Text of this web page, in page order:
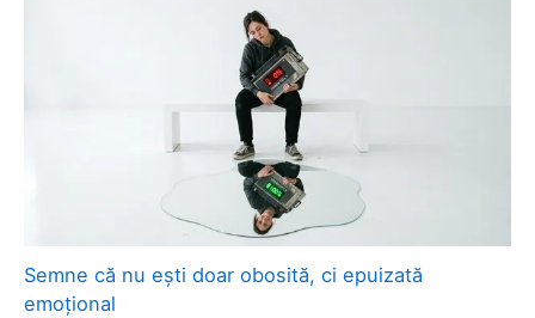
Semne că nu ești doar obosită, ci epuizată
emoțional